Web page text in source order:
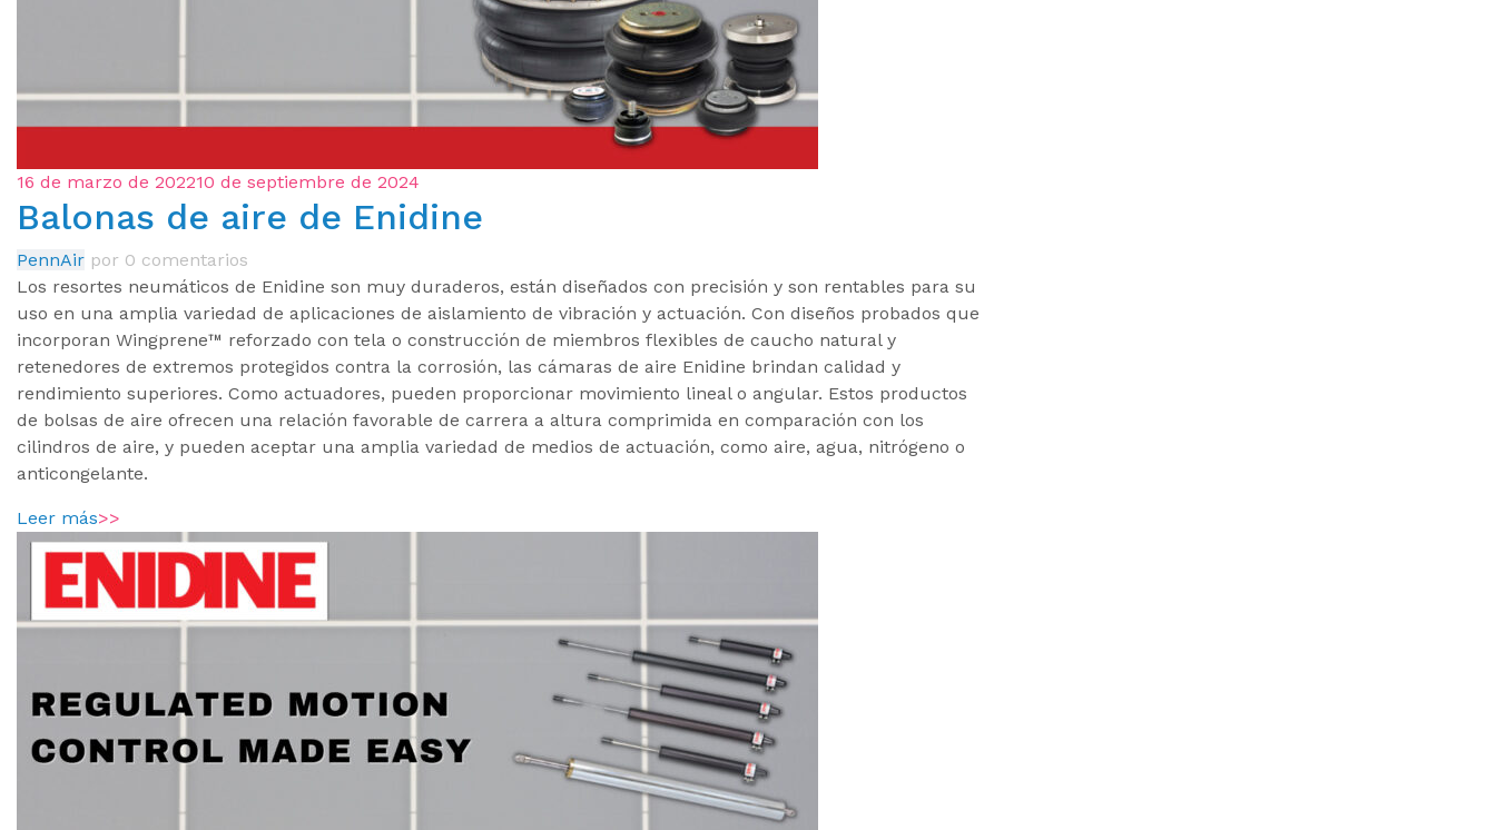
16 de marzo de 202210 de septiembre de 2024
Balonas de aire de Enidine
PennAir por 0 comentarios
Los resortes neumáticos de Enidine son muy duraderos, están diseñados con precisión y son rentables para su
uso en una amplia variedad de aplicaciones de aislamiento de vibración y actuación. Con diseños probados que
incorporan Wingprene™ reforzado con tela o construcción de miembros flexibles de caucho natural y
retenedores de extremos protegidos contra la corrosión, las cámaras de aire Enidine brindan calidad y
rendimiento superiores. Como actuadores, pueden proporcionar movimiento lineal o angular. Estos productos
de bolsas de aire ofrecen una relación favorable de carrera a altura comprimida en comparación con los
cilindros de aire, y pueden aceptar una amplia variedad de medios de actuación, como aire, agua, nitrógeno o
anticongelante.
Leer más>>